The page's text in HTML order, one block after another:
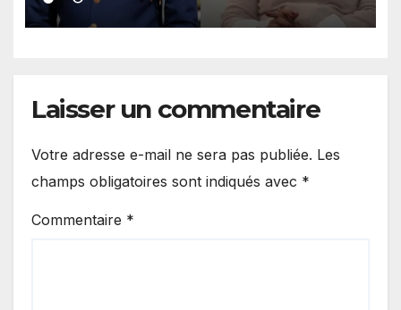
présidence de la Commission
Laisser un commentaire
Votre adresse e-mail ne sera pas publiée. Les
champs obligatoires sont indiqués avec *
Commentaire *